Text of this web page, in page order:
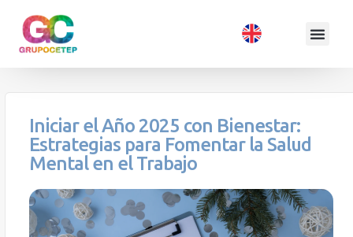
Iniciar el Año 2025 con Bienestar:
Estrategias para Fomentar la Salud
Mental en el Trabajo